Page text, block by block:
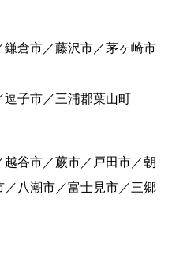
倉市／藤沢市／茅ヶ崎市
子市／三浦郡葉山町
谷市／蕨市／戸田市／朝
八潮市／富士見市／三郷